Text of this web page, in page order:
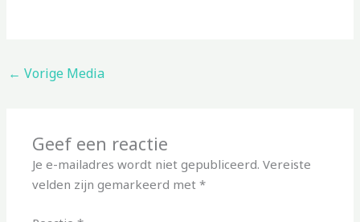
← Vorige Media
Geef een reactie
Je e-mailadres wordt niet gepubliceerd. Vereiste
velden zijn gemarkeerd met*